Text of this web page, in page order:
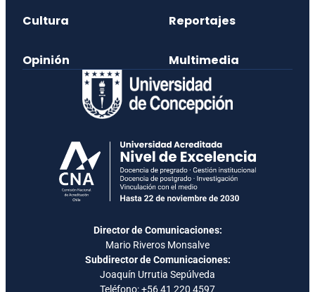
Cultura Reportajes
Opinión Multimedia
Director de Comunicaciones:
Mario Riveros Monsalve
Subdirector de Comunicaciones:
Joaquín Urrutia Sepúlveda
Teléfono:+56 41 220 4597